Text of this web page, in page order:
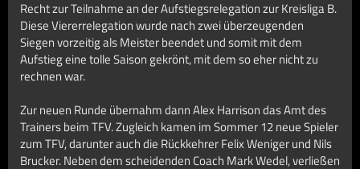
Recht zur Teilnahme an der Aufstiegsrelegation zur Kreisliga B.
Diese Viererrelegation wurde nach zwei überzeugenden
Siegen vorzeitig als Meister beendet und somit mit dem
Aufstieg eine tolle Saison gekrönt, mit dem so eher nicht zu
rechnen war.
Zur neuen Runde übernahm dann Alex Harrison das Amt des
Trainers beim TFV. Zugleich kamen im Sommer 12 neue Spieler
zum TFV, darunter auch die Rückkehrer Felix Weniger und Nils
Brucker. Neben dem scheidenden Coach Mark Wedel, verließen